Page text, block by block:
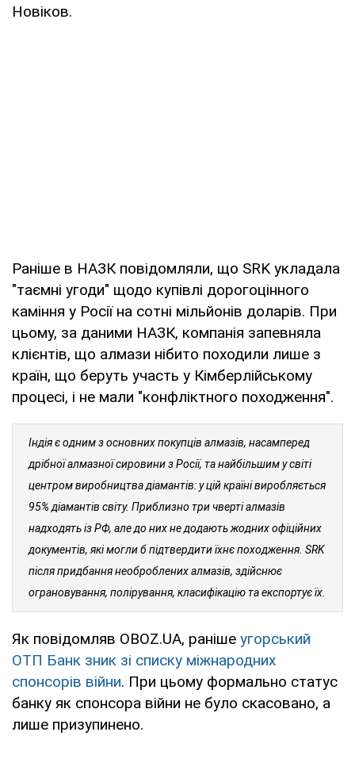
Новіков.
Раніше в НАЗК повідомляли, що SRK укладала
"таємні угоди" щодо купівлі дорогоцінного
каміння у Росії на сотні мільйонів доларів. При
цьому, за даними НАЗК, компанія запевняла
клієнтів, що алмази нібито походили лише з
країн, що беруть участь у Кімберлійському
процесі, і не мали "конфліктного походження".
Індія є одним з основних покупців алмазів, насамперед
дрібної алмазної сировини з Росії, та найбільшим у світі
центром виробництва діамантів: у цій країні виробляється
95% діамантів світу. Приблизно три чверті алмазів
надходять із РФ, але до них не додають жодних офіційних
документів, які могли б підтвердити їхнє походження. SRK
після придбання необроблених алмазів, здійснює
ограновування, полірування, класифікацію та експортує їх.
Як повідомляв OBOZ.UA, раніше угорський
ОТП Банк зник зі списку міжнародних
спонсорів війни. При цьому формально статус
банку як спонсора війни не було скасовано, а
лише призупинено.